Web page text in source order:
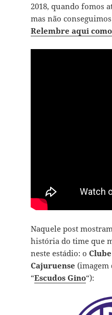
2018, quando fomos
mas não
Relembre aqui
Naquele post
história do time que
neste estádio: o
Cajuruense
“Escudos Gino“):